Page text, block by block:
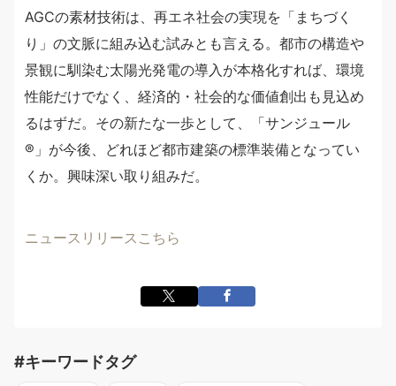
AGCの素材技術は、再エネ社会の実現を「まちづく
り」の文脈に組み込む試みとも言える。都市の構造や
景観に馴染む太陽光発電の導入が本格化すれば、環境
性能だけでなく、経済的・社会的な価値創出も見込め
るはずだ。その新たな一歩として、「サンジュール
®」が今後、どれほど都市建築の標準装備となってい
くか。興味深い取り組みだ。
ニュースリリースこちら
#キーワードタグ